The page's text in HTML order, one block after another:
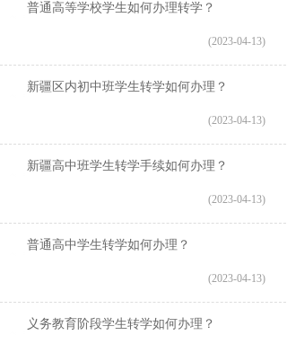
普通高等学校学生如何办理转学？
(2023-04-13)
新疆区内初中班学生转学如何办理？
(2023-04-13)
新疆高中班学生转学手续如何办理？
(2023-04-13)
普通高中学生转学如何办理？
(2023-04-13)
义务教育阶段学生转学如何办理？